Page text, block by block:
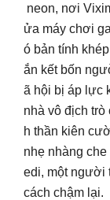
neon, nơi
ửa máy chơi
ó bản tính
ắn kết bốn
ã hội bị áp lực
nhà vô địch
h thần kiên
nhẹ nhàng
edi, một người
cách chậm lại.